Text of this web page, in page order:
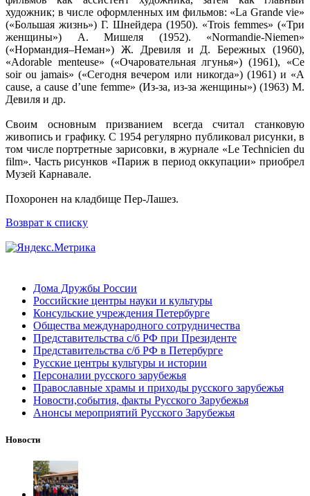
художник; в числе оформленных им фильмов: «La Grande vie»
(«Большая жизнь») Г. Шнейдера (1950). «Trois femmes» («Три
женщины») А. Мишеля (1952). «Normandie-Niemen»
(«Нормандия–Неман») Ж. Древиля и Д. Бережных (1960),
«Adorable menteuse» («Очаровательная лгунья») (1961), «Ce
soir ou jamais» («Сегодня вечером или никогда») (1961) и «A
cause, a cause d’une femme» (Из-за, из-за женщины») (1963) М.
Девиля и др.
Своим основным призванием всегда считал станковую
живопись и графику. С 1954 регулярно публиковал рисунки, в
том числе портретные зарисовки, в журнале «Le Technicien du
film». Часть рисунков «Париж в период оккупации» приобрел
Музей Карнавале.
Похоронен на кладбище Пер-Лашез.
Возврат к списку
Дома Дружбы России
Российские центры науки и культуры
Консульские учреждения Петербурге
Общества международного сотрудничества
Представительства с/б РФ при Президенте
Представительства с/б РФ в Петербурге
Русские центры культуры и истории
Персоналии русского зарубежья
Православные храмы и приходы русского зарубежья
Новости,события, факты Русского Зарубежья
Анонсы мероприятий Русского Зарубежья
Новости